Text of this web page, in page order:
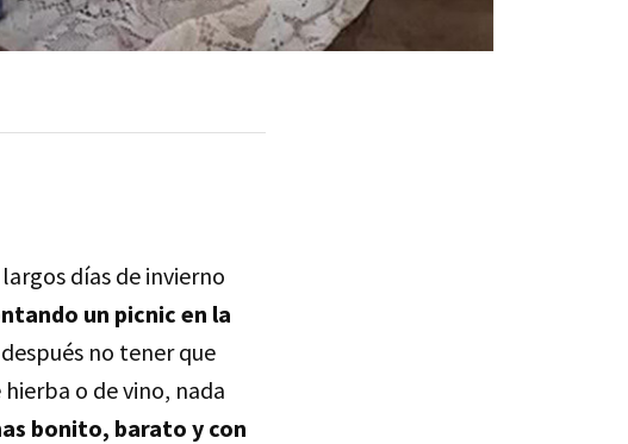
días de invierno
un picnic en la
no tener que
o de vino, nada
bonito, barato y con